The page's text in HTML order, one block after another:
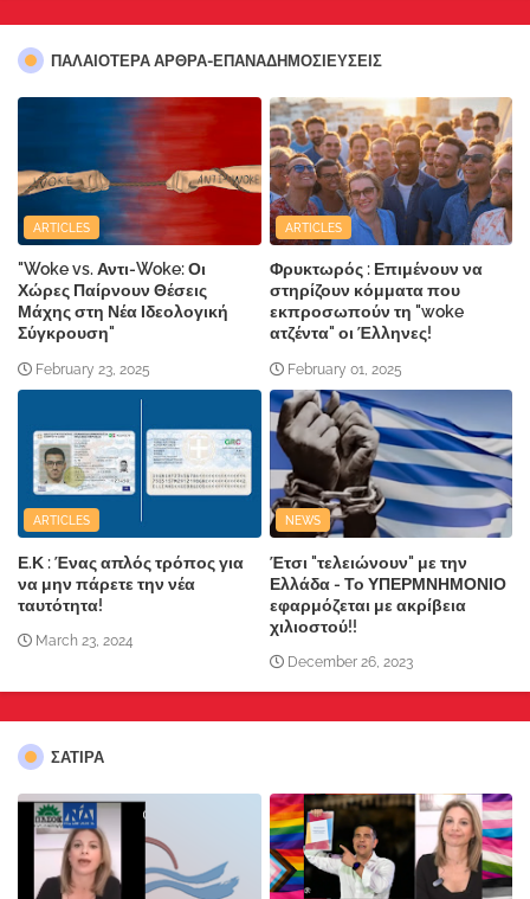
ΠΑΛΑΙΟΤΕΡΑ ΑΡΘΡΑ-ΕΠΑΝΑΔΗΜΟΣΙΕΥΣΕΙΣ
ARTICLES
"Woke vs. Αντι-Woke: Οι
Χώρες Παίρνουν Θέσεις
Μάχης στη Νέα Ιδεολογική
Σύγκρουση"
February 23, 2025
ARTICLES
Φρυκτωρός : Επιμένουν να
στηρίζουν κόμματα που
εκπροσωπούν τη "woke
ατζέντα" οι Έλληνες!
February 01, 2025
ARTICLES
Ε.Κ : Ένας απλός τρόπος για
να μην πάρετε την νέα
ταυτότητα!
March 23, 2024
NEWS
Έτσι "τελειώνουν" με την
Ελλάδα - Το ΥΠΕΡΜΝΗΜΟΝΙΟ
εφαρμόζεται με ακρίβεια
χιλιοστού!!
December 26, 2023
ΣΑΤΙΡΑ